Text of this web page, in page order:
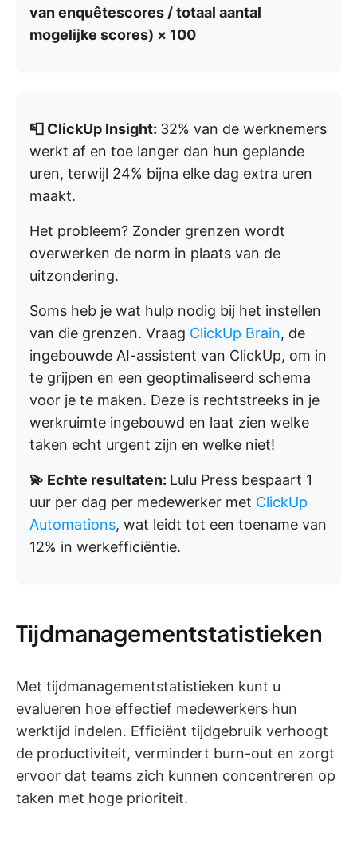
van enquêtescores / totaal aantal
mogelijke scores) × 100
📮 ClickUp Insight: 32% van de werknemers
werkt af en toe langer dan hun geplande
uren, terwijl 24% bijna elke dag extra uren
maakt.
Het probleem? Zonder grenzen wordt
overwerken de norm in plaats van de
uitzondering.
Soms heb je wat hulp nodig bij het instellen
van die grenzen. Vraag ClickUp Brain, de
ingebouwde AI-assistent van ClickUp, om in
te grijpen en een geoptimaliseerd schema
voor je te maken. Deze is rechtstreeks in je
werkruimte ingebouwd en laat zien welke
taken echt urgent zijn en welke niet!
💫 Echte resultaten: Lulu Press bespaart 1
uur per dag per medewerker met ClickUp
Automations, wat leidt tot een toename van
12% in werkefficiëntie.
Tijdmanagementstatistieken
Met tijdmanagementstatistieken kunt u
evalueren hoe effectief medewerkers hun
werktijd indelen. Efficiënt tijdgebruik verhoogt
de productiviteit, vermindert burn-out en zorgt
ervoor dat teams zich kunnen concentreren op
taken met hoge prioriteit.